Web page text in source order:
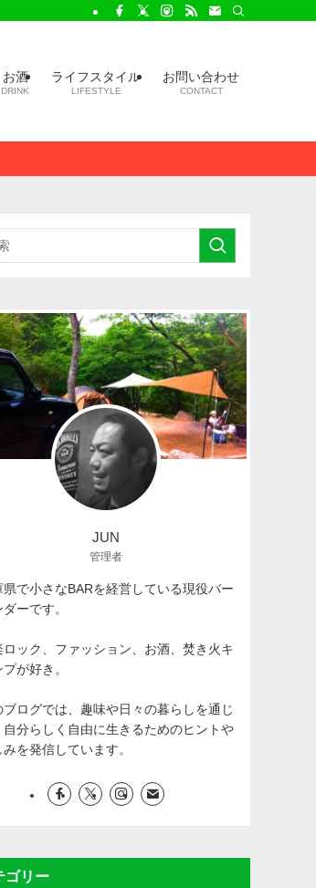
お酒
DRINK
ライフスタイル
LIFESTYLE
お問い合わせ
CONTACT
JUN
管理者
県で小さなBARを経営している現役バー
ーです。
ロック、ファッション、お酒、焚き火キ
プが好き。
ブログでは、趣味や日々の暮らしを通じ
自分らしく自由に生きるためのヒントや
を発信しています。
ゴリー